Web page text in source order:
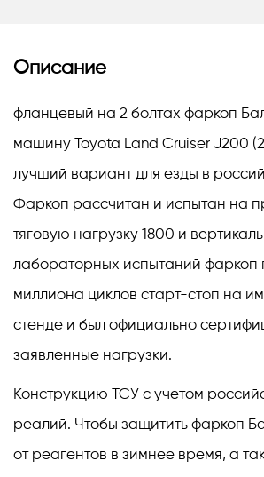
Описание
фланцевый на 2 болтах фаркоп
машину Toyota Land Cruiser J200
лучший вариант для езды в
Фаркоп рассчитан и испытан на
тяговую нагрузку 1800 и
лабораторных испытаний фаркоп
миллиона циклов старт-стоп на
стенде и был официально
заявленные нагрузки.
Конструкцию ТСУ с учетом
реалий. Чтобы защитить фаркоп
от реагентов в зимнее время, а